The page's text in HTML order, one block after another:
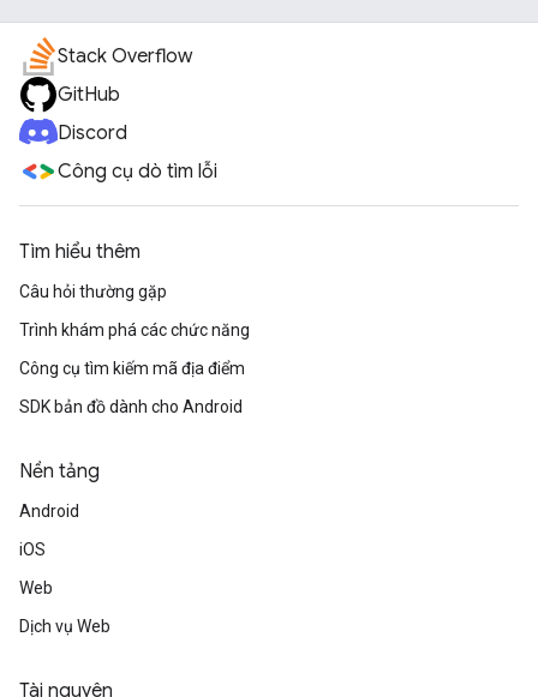
Stack Overflow
GitHub
Discord
Công cụ dò tìm lỗi
Tìm hiểu thêm
Câu hỏi thường gặp
Trình khám phá các chức năng
Công cụ tìm kiếm mã địa điểm
SDK bản đồ dành cho Android
Nền tảng
Android
iOS
Web
Dịch vụ Web
Tài nguyên